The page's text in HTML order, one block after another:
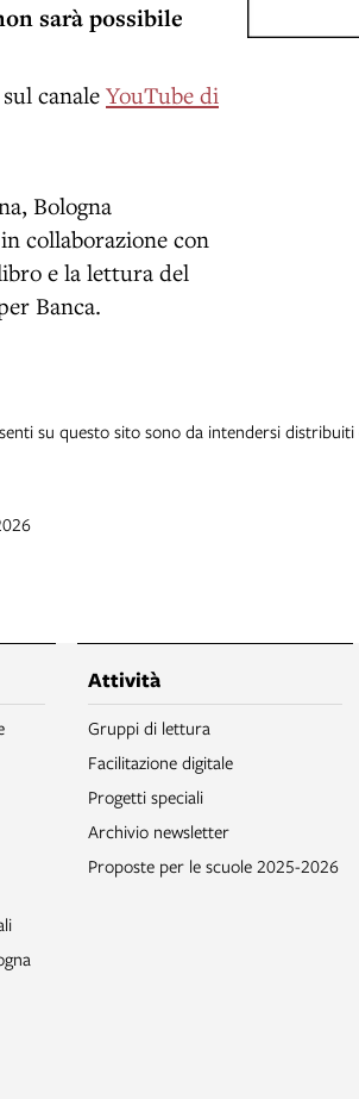
sarà possibile
canale YouTube di
Bologna
collaborazione con
e la lettura del
Banca.
su questo sito sono da intendersi distribuiti
Attività
Gruppi di lettura
Facilitazione digitale
Progetti speciali
Archivio newsletter
Proposte per le scuole 2025-2026